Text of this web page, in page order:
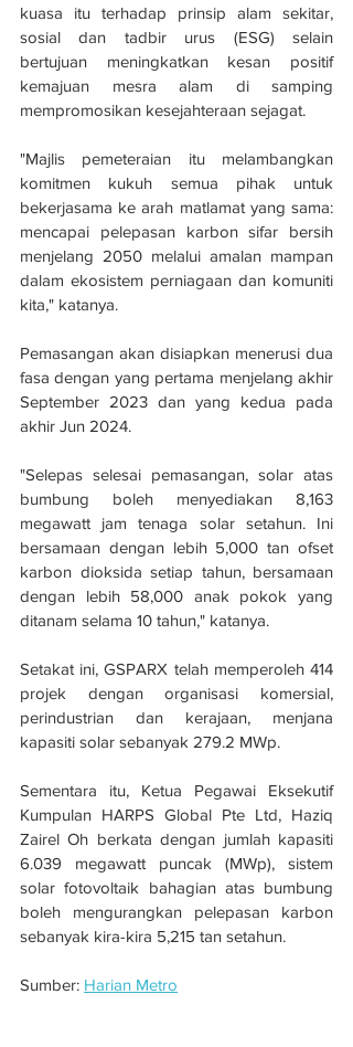
kuasa itu terhadap prinsip alam sekitar,
sosial dan tadbir urus (ESG) selain
bertujuan meningkatkan kesan positif
kemajuan mesra alam di samping
mempromosikan kesejahteraan sejagat.
"Majlis pemeteraian itu melambangkan
komitmen kukuh semua pihak untuk
bekerjasama ke arah matlamat yang sama:
mencapai pelepasan karbon sifar bersih
menjelang 2050 melalui amalan mampan
dalam ekosistem perniagaan dan komuniti
kita," katanya.
Pemasangan akan disiapkan menerusi dua
fasa dengan yang pertama menjelang akhir
September 2023 dan yang kedua pada
akhir Jun 2024.
"Selepas selesai pemasangan, solar atas
bumbung boleh menyediakan 8,163
megawatt jam tenaga solar setahun. Ini
bersamaan dengan lebih 5,000 tan ofset
karbon dioksida setiap tahun, bersamaan
dengan lebih 58,000 anak pokok yang
ditanam selama 10 tahun," katanya.
Setakat ini, GSPARX telah memperoleh 414
projek dengan organisasi komersial,
perindustrian dan kerajaan, menjana
kapasiti solar sebanyak 279.2 MWp.
Sementara itu, Ketua Pegawai Eksekutif
Kumpulan HARPS Global Pte Ltd, Haziq
Zairel Oh berkata dengan jumlah kapasiti
6.039 megawatt puncak (MWp), sistem
solar fotovoltaik bahagian atas bumbung
boleh mengurangkan pelepasan karbon
sebanyak kira-kira 5,215 tan setahun.
Sumber: Harian Metro